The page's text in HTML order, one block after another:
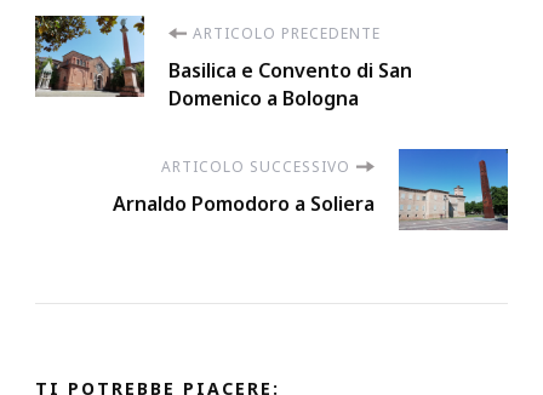
Navigazione
articoli
ARTICOLO PRECEDENTE
Basilica e Convento di San
Domenico a Bologna
ARTICOLO SUCCESSIVO
Arnaldo Pomodoro a Soliera
TI POTREBBE PIACERE: